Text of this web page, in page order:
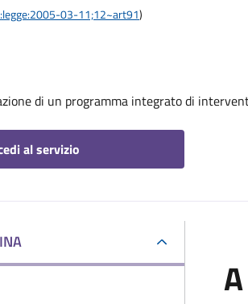
03-11;12~art91)
di un programma integrato di
al servizio